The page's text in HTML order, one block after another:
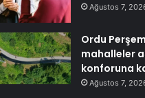
Ağustos 7,
Ordu
mahalleler
konforuna
Ağustos 7,